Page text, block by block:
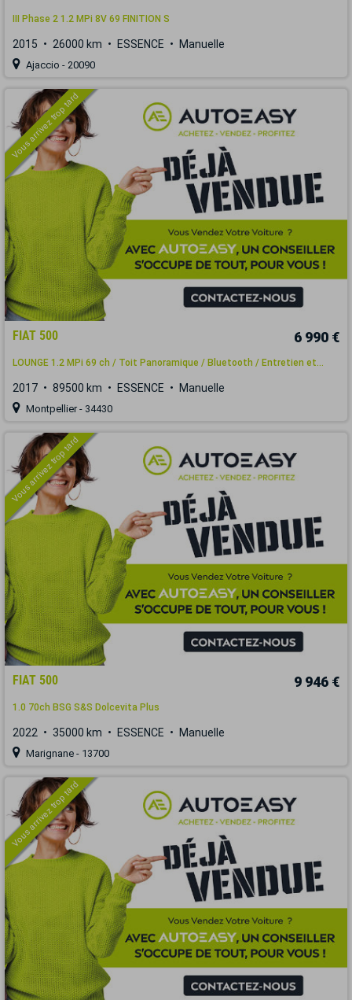
III Phase 2 1.2 MPi 8V 69 FINITION S
2015 26000 km ESSENCE Manuelle
Ajaccio - 20090
Vous arrivez trop tard
FIAT 500 6 990 €
LOUNGE 1.2 MPi 69 ch / Toit Panoramique / Bluetooth / Entretien et...
2017 89500 km ESSENCE Manuelle
Montpellier - 34430
Vous arrivez trop tard
FIAT 500 9 946 €
1.0 70ch BSG S&S Dolcevita Plus
2022 35000 km ESSENCE Manuelle
Marignane - 13700
Vous arrivez trop tard